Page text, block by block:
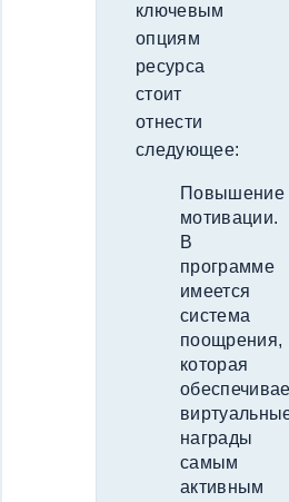
ключевым
опциям
ресурса
стоит
отнести
следующее:
Повышение
мотивации.
В
программе
имеется
система
поощрения,
которая
награды
самым
активным